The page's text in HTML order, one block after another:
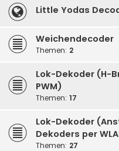
Little Yodas
Weichendecoder
Themen: 2
Lok-Dekoder (H-
PWM)
Themen: 17
Lok-Dekoder
Dekoders per
Themen: 27